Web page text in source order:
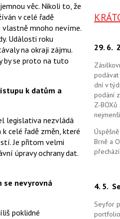
věc. Nikoli to, že
v celé řadě
vlastně mnoho nevíme.
Události roku
na okraji zájmu.
by se proto na tuto
k datům a
legislativa nezvládá
celé řadě změn, které
Je přitom velmi
úpravy ochrany dat.
se nevyrovná
poklidné
29. 6.
podávat
dní v
podání
Z-
Brně a
4. 5.
Seyfor